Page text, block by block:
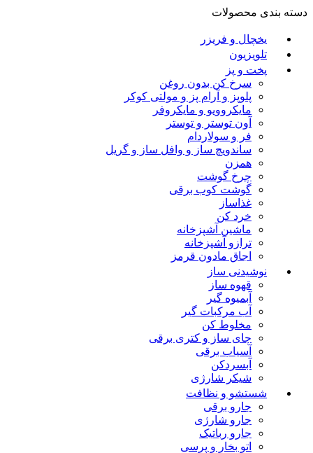
دسته بندی محصولات
یخچال و فریزر
تلویزیون
پخت و پز
سرخ کن بدون روغن
پلوپز و آرام پز و مولتی کوکر
مایکروویو و مایکروفر
آون توستر و توستر
فر و سولاردام
ساندویچ ساز و وافل ساز و گریل
همزن
چرخ گوشت
گوشت کوب برقی
غذاساز
خرد کن
ماشین آشپزخانه
ترازو آشپزخانه
اجاق مادون قرمز
نوشیدنی ساز
قهوه ساز
آبمیوه گیر
آب مرکبات گیر
مخلوط کن
چای ساز و کتری برقی
آسیاب برقی
آبسردکن
شیکر شارژی
شستشو و نظافت
جارو برقی
جارو شارژی
جارو رباتیک
اتو بخار و پرسی